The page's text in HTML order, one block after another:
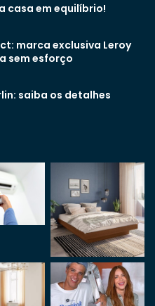
casa em equilíbrio!
marca exclusiva Leroy
sem esforço
saiba os detalhes